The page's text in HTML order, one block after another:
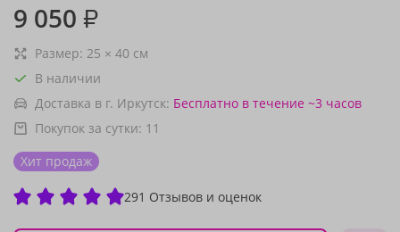
9 050 ₽
Размер: 25 × 40 см
В наличии
Доставка в г. Иркутск: Бесплатно в течение ~3 часов
Покупок за сутки: 11
Хит продаж
291 Отзывов и оценок